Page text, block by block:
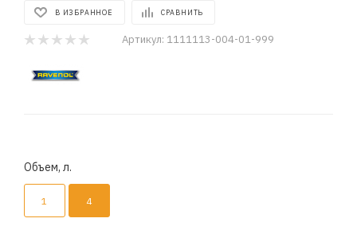
В ИЗБРАННОЕ СРАВНИТЬ
Артикул: 1111113-004-01-999
Объем, л.
1 4